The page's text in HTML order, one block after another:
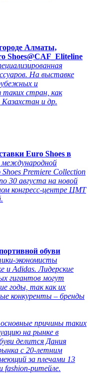
Алматы,
Shoes@CAF_Eliteline
На выставке
и
таких стран, как
и др.
Euro Shoes в
международной
Premiere Collection
30 августа на новой
конгресс-центре ЦМТ
обуви
экономисты
и Adidas. Лидерские
гигантов могут
годы, так как их
конкуренты – бренды
причины таких
на рынке в
делится Дания
с 20-летним
за плечами 13
fashion-ритейле.